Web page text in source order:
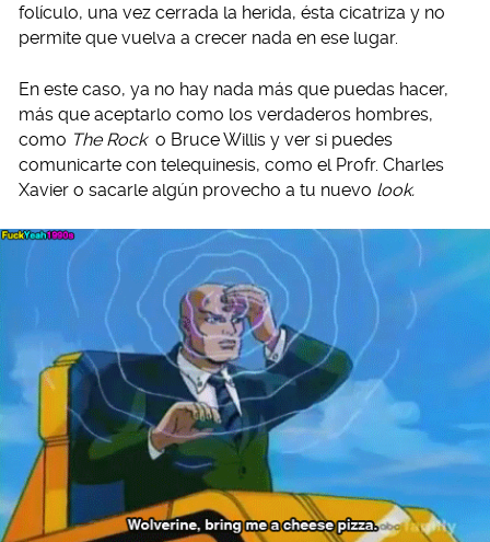
folículo, una vez cerrada la herida, ésta cicatriza y no
permite que vuelva a crecer nada en ese lugar.
En este caso, ya no hay nada más que puedas hacer,
más que aceptarlo como los verdaderos hombres,
como The Rock o Bruce Willis y ver si puedes
comunicarte con telequinesis, como el Profr. Charles
Xavier o sacarle algún provecho a tu nuevo look.